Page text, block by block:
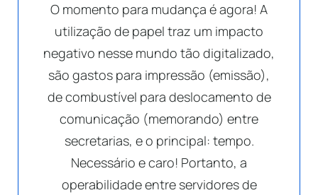
O momento para mudança é agora! A
utilização de papel traz um impacto
negativo nesse mundo tão digitalizado,
são gastos para impressão (emissão),
de combustível para deslocamento de
comunicação (memorando) entre
secretarias, e o principal: tempo.
Necessário e caro! Portanto, a
operabilidade entre servidores de